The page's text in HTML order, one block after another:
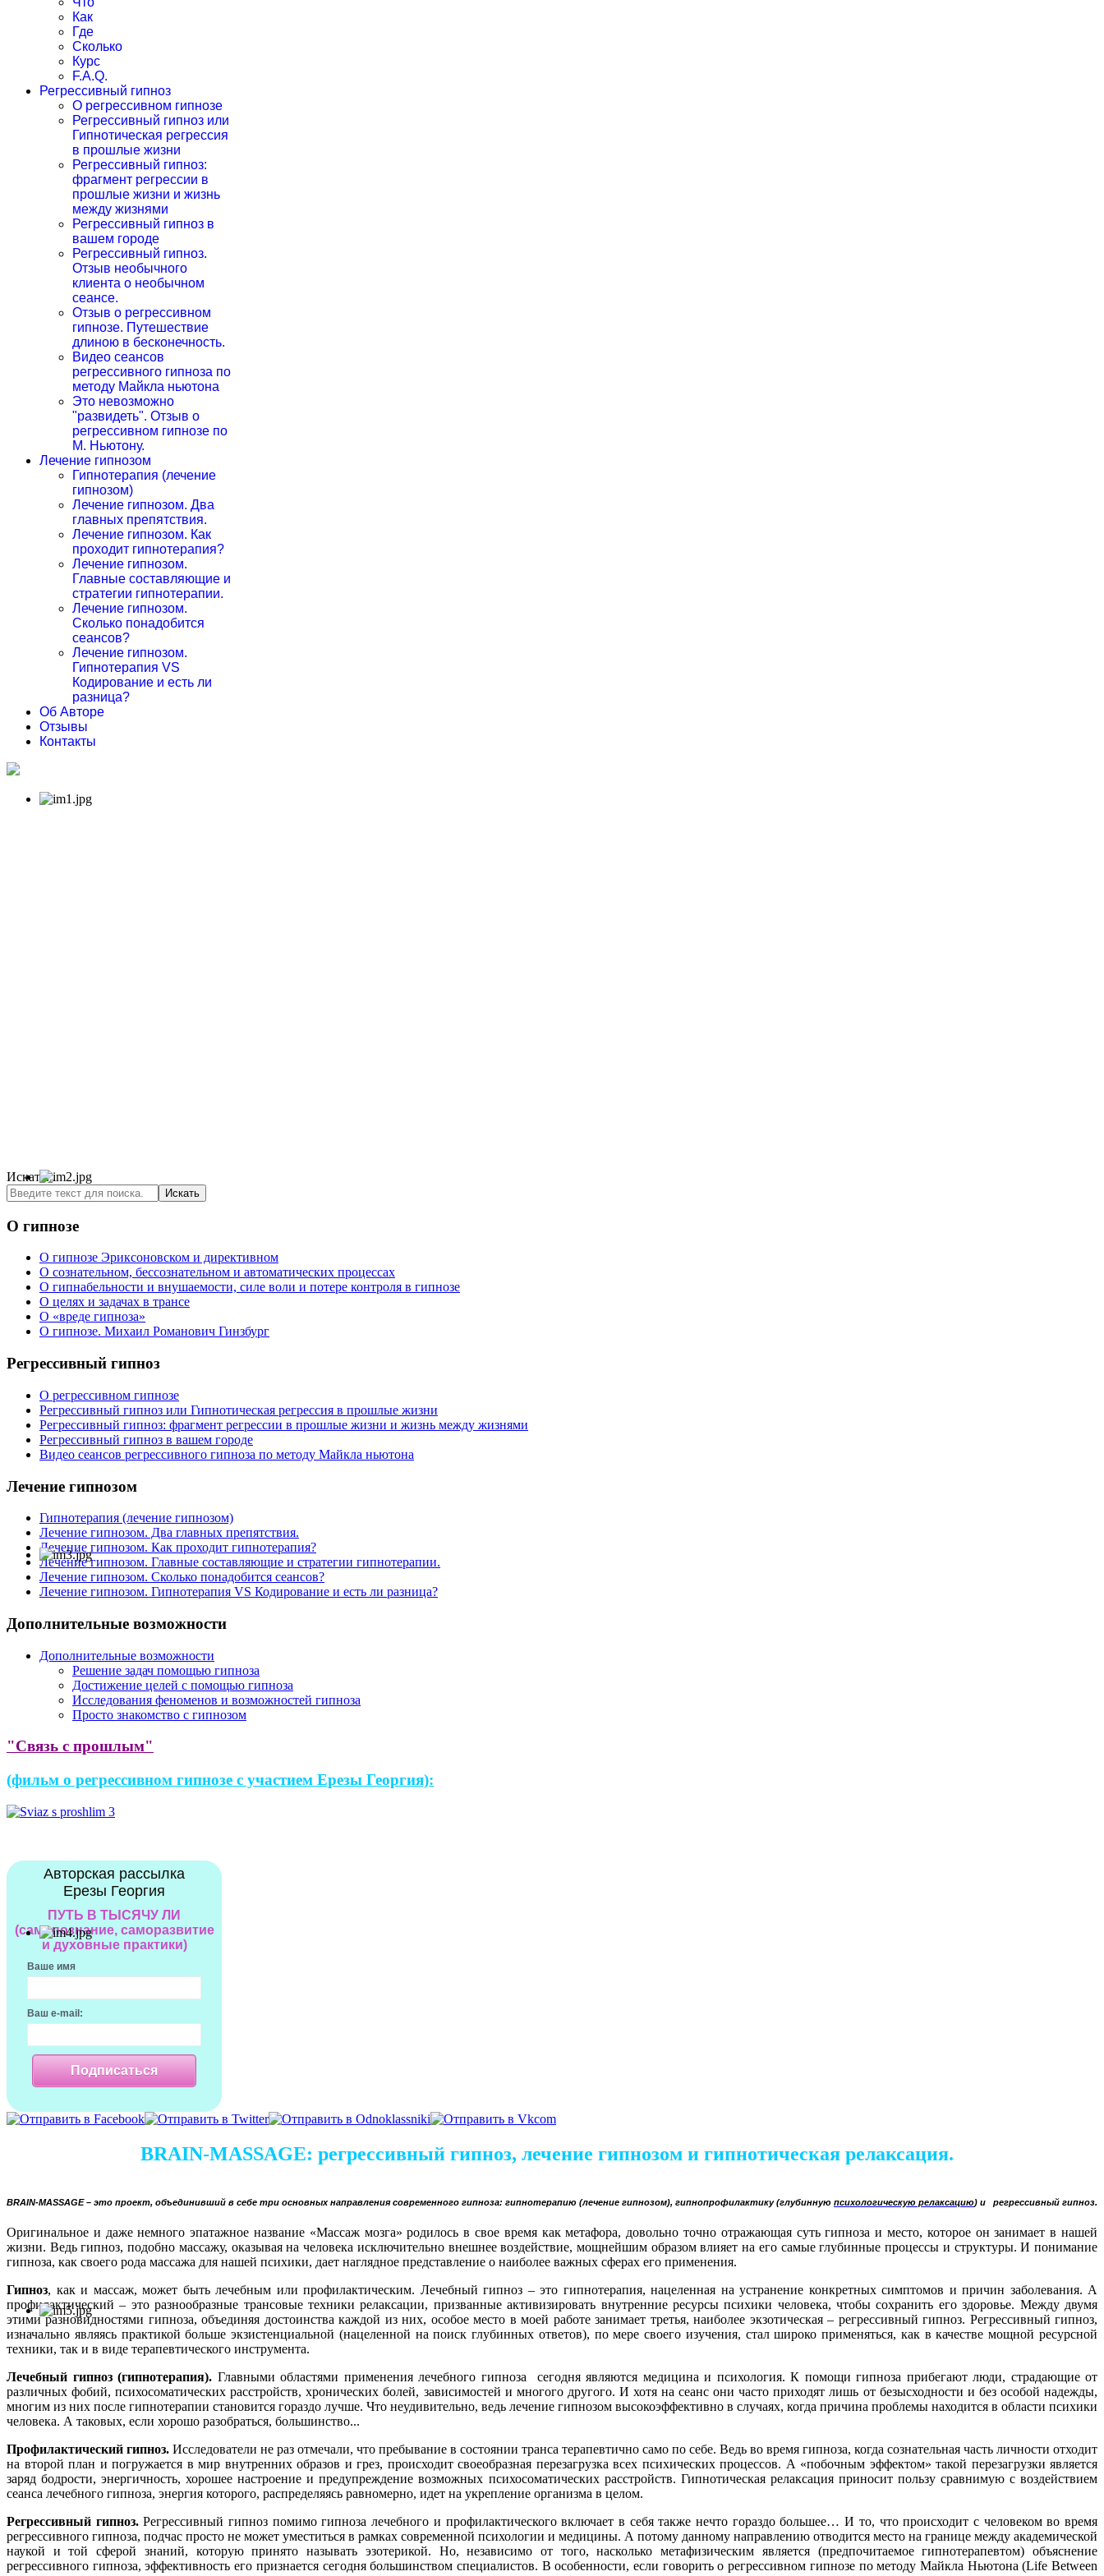
Как
Где
Сколько
Курс
F.A.Q.
Регрессивный гипноз
О регрессивном гипнозе
Регрессивный гипноз или
Гипнотическая регрессия
в прошлые жизни
Регрессивный гипноз:
фрагмент регрессии в
прошлые жизни и жизнь
между жизнями
Регрессивный гипноз в
вашем городе
Регрессивный гипноз.
Отзыв необычного
клиента о необычном
сеансе.
Отзыв о регрессивном
гипнозе. Путешествие
длиною в бесконечность.
Видео сеансов
регрессивного гипноза по
методу Майкла ньютона
Это невозможно
"развидеть". Отзыв о
регрессивном гипнозе по
М. Ньютону.
Лечение гипнозом
Гипнотерапия (лечение
гипнозом)
Лечение гипнозом. Два
главных препятствия.
Лечение гипнозом. Как
проходит гипнотерапия?
Лечение гипнозом.
Главные составляющие и
стратегии гипнотерапии.
Лечение гипнозом.
Сколько понадобится
сеансов?
Лечение гипнозом.
Гипнотерапия VS
Кодирование и есть ли
разница?
Об Авторе
Отзывы
Контакты
Искать...
Искать
О гипнозе
О гипнозе Эриксоновском и директивном
О сознательном, бессознательном и автоматических процессах
О гипнабельности и внушаемости, силе воли и потере контроля в гипнозе
О целях и задачах в трансе
О «вреде гипноза»
О гипнозе. Михаил Романович Гинзбург
Регрессивный гипноз
О регрессивном гипнозе
Регрессивный гипноз или Гипнотическая регрессия в прошлые жизни
Регрессивный гипноз: фрагмент регрессии в прошлые жизни и жизнь между жизнями
Регрессивный гипноз в вашем городе
Видео сеансов регрессивного гипноза по методу Майкла ньютона
Лечение гипнозом
Гипнотерапия (лечение гипнозом)
Лечение гипнозом. Два главных препятствия.
Лечение гипнозом. Как проходит гипнотерапия?
Лечение гипнозом. Главные составляющие и стратегии гипнотерапии.
Лечение гипнозом. Сколько понадобится сеансов?
Лечение гипнозом. Гипнотерапия VS Кодирование и есть ли разница?
Дополнительные возможности
Дополнительные возможности
Решение задач помощью гипноза
Достижение целей с помощью гипноза
Исследования феноменов и возможностей гипноза
Просто знакомство с гипнозом
"Связь с прошлым"
(фильм о регрессивном гипнозе с участием Ерезы Георгия):
Авторская рассылка
Ерезы Георгия
ПУТЬ В ТЫСЯЧУ ЛИ
(самопознание, саморазвитие
и духовные практики)
Ваше имя
Ваш e-mail:
Подписаться
BRAIN-MASSAGE: регрессивный гипноз, лечение гипнозом и гипнотическая релаксация.
BRAIN-MASSAGE– это проект, объединивший в себе три основных направления современного гипноза: гипнотерапию (лечение гипнозом), гипнопрофилактику(глубинную психологическую релаксацию) и регрессивный гипноз.
Оригинальное и даже немного эпатажное название «Массаж мозга» родилось в свое время как метафора, довольно точно отражающая суть гипноза и место, которое он занимает в нашей
жизни. Ведь гипноз, подобно массажу, оказывая на человека исключительно внешнее воздействие, мощнейшим образом влияет на его самые глубинные процессы и структуры. И понимание
гипноза, как своего рода массажа для нашей психики, дает наглядное представление о наиболее важных сферах его применения.
Гипноз, как и массаж, может быть лечебным или профилактическим. Лечебный гипноз – это гипнотерапия, нацеленная на устранение конкретных симптомов и причин заболевания. А
профилактический – это разнообразные трансовые техники релаксации, призванные активизировать внутренние ресурсы психики человека, чтобы сохранить его здоровье. Между двумя
этими разновидностями гипноза, объединяя достоинства каждой из них, особое место в моей работе занимает третья, наиболее экзотическая – регрессивный гипноз. Регрессивный гипноз,
изначально являясь практикой больше экзистенциальной (нацеленной на поиск глубинных ответов), по мере своего изучения, стал широко применяться, как в качестве мощной ресурсной
техники, так и в виде терапевтического инструмента.
Лечебный гипноз (гипнотерапия). Главными областями применения лечебного гипноза сегодня являются медицина и психология. К помощи гипноза прибегают люди, страдающие от
различных фобий, психосоматических расстройств, хронических болей, зависимостей и многого другого. И хотя на сеанс они часто приходят лишь от безысходности и без особой надежды,
многим из них после гипнотерапии становится гораздо лучше. Что неудивительно, ведь лечение гипнозом высокоэффективно в случаях, когда причина проблемы находится в области психики
человека. А таковых, если хорошо разобраться, большинство...
Профилактический гипноз. Исследователи не раз отмечали, что пребывание в состоянии транса терапевтично само по себе. Ведь во время гипноза, когда сознательная часть личности отходит
на второй план и погружается в мир внутренних образов и грез, происходит своеобразная перезагрузка всех психических процессов. А «побочным эффектом» такой перезагрузки является
заряд бодрости, энергичность, хорошее настроение и предупреждение возможных психосоматических расстройств. Гипнотическая релаксация приносит пользу сравнимую с воздействием
сеанса лечебного гипноза, энергия которого, распределяясь равномерно, идет на укрепление организма в целом.
Регрессивный гипноз.Регрессивный гипноз помимо гипноза лечебного и профилактического включает в себя также нечто гораздо большее… И то, что происходит с человеком во время
регрессивного гипноза, подчас просто не может уместиться в рамках современной психологии и медицины. А потому данному направлению отводится место на границе между академической
наукой и той сферой знаний, которую принято называть эзотерикой. Но, независимо от того, насколько метафизическим является (предпочитаемое гипнотерапевтом) объяснение
регрессивного гипноза, эффективность его признается сегодня большинством специалистов. В особенности, если говорить о регрессивном гипнозе по методу Майкла Ньютона (Life Between